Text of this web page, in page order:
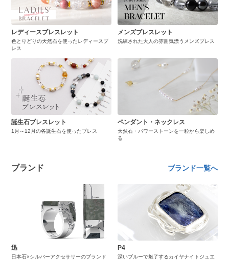
レディースブレスレット
色とりどりの天然石を使ったレディースブ
レス
メンズブレスレット
洗練された大人の雰囲気漂うメンズブレス
誕生石ブレスレット
1月～12月の各誕生石を使ったブレス
ペンダント・ネックレス
天然石・パワーストーンを一粒から楽しめ
る
ブランド ブランド一覧へ
迅
日本石×シルバーアクセサリーのブランド
P4
深いブルーで魅了するカイヤナイトジュエ